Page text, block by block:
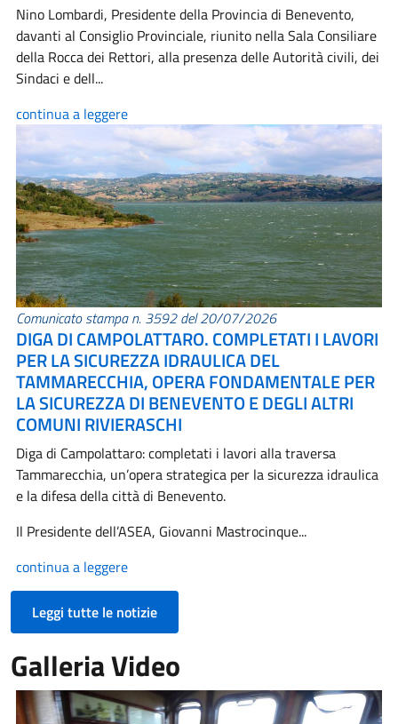
Nino Lombardi, Presidente della Provincia di Benevento,
davanti al Consiglio Provinciale, riunito nella Sala Consiliare
della Rocca dei Rettori, alla presenza delle Autorità civili, dei
Sindaci e dell...
continua a leggere
Comunicato stampa n. 3592 del 20/07/2026
DIGA DI CAMPOLATTARO. COMPLETATI I LAVORI
PER LA SICUREZZA IDRAULICA DEL
TAMMARECCHIA, OPERA FONDAMENTALE PER
LA SICUREZZA DI BENEVENTO E DEGLI ALTRI
COMUNI RIVIERASCHI
Diga di Campolattaro: completati i lavori alla traversa
Tammarecchia, un’opera strategica per la sicurezza idraulica
e la difesa della città di Benevento.
Il Presidente dell’ASEA, Giovanni Mastrocinque...
continua a leggere
Leggi tutte le notizie
Galleria Video